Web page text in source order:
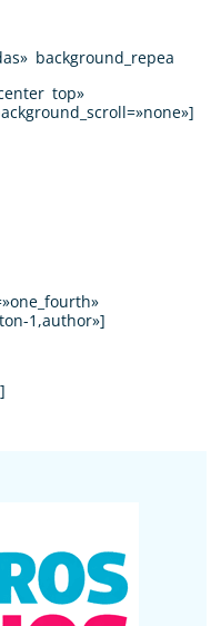
background_repea
top»
1,author»]